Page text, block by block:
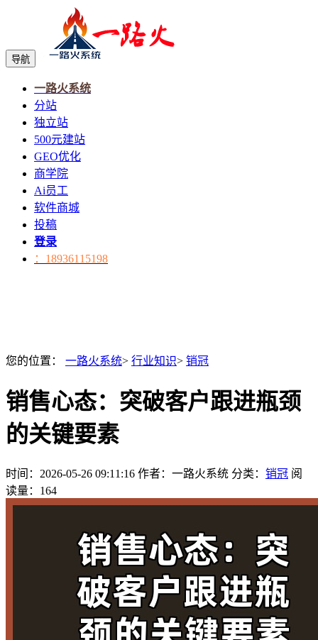
导航
一路火系统
分站
独立站
500元建站
GEO优化
商学院
Ai员工
软件商城
投稿
登录
：18936115198
您的位置： 一路火系统> 行业知识> 销冠
销售心态：突破客户跟进瓶颈
的关键要素
时间： 2026-05-26 09:11:16 作者：一路火系统 分类： 销冠 阅
读量：164